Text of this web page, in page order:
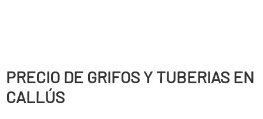
PRECIO DE GRIFOS Y TUBERIAS EN
CALLÚS